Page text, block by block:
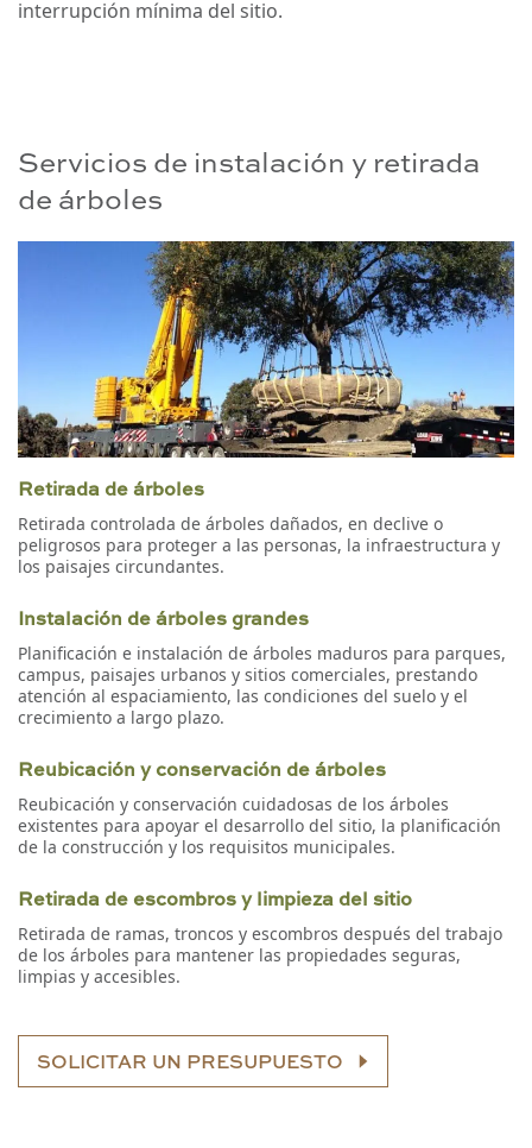
interrupción mínima del sitio.
Servicios de instalación y retirada
de árboles
Retirada de árboles
Retirada controlada de árboles dañados, en declive o
peligrosos para proteger a las personas, la infraestructura y
los paisajes circundantes.
Instalación de árboles grandes
Planificación e instalación de árboles maduros para parques,
campus, paisajes urbanos y sitios comerciales, prestando
atención al espaciamiento, las condiciones del suelo y el
crecimiento a largo plazo.
Reubicación y conservación de árboles
Reubicación y conservación cuidadosas de los árboles
existentes para apoyar el desarrollo del sitio, la planificación
de la construcción y los requisitos municipales.
Retirada de escombros y limpieza del sitio
Retirada de ramas, troncos y escombros después del trabajo
de los árboles para mantener las propiedades seguras,
limpias y accesibles.
SOLICITAR UN PRESUPUESTO